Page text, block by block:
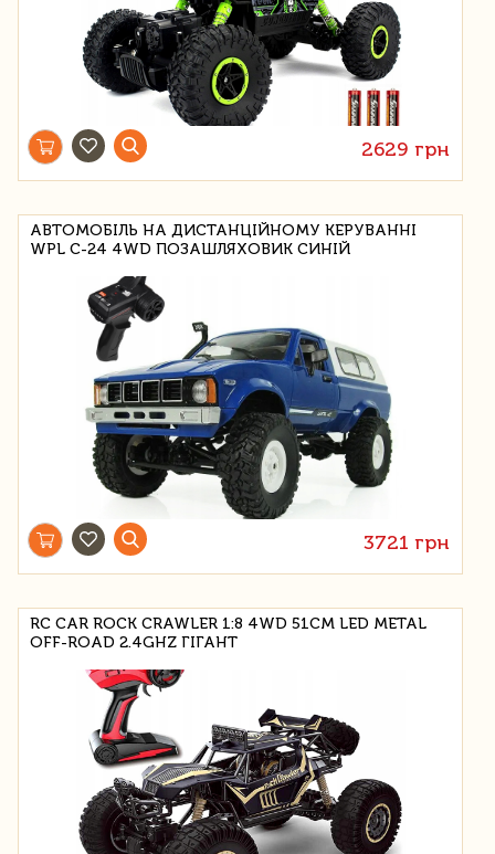
2629 грн
АВТОМОБІЛЬ НА ДИСТАНЦІЙНОМУ КЕРУВАННІ
WPL C-24 4WD ПОЗАШЛЯХОВИК СИНІЙ
3721 грн
RC CAR ROCK CRAWLER 1:8 4WD 51CM LED METAL
OFF-ROAD 2.4GHZ ГІГАНТ